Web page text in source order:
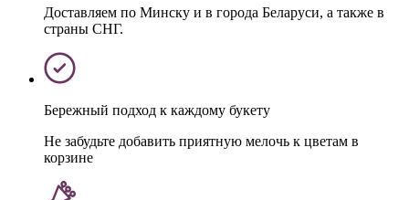
Доставляем по Минску и в города Беларуси, а также в
страны СНГ.
Бережный подход к каждому букету
Не забудьте добавить приятную мелочь к цветам в
корзине